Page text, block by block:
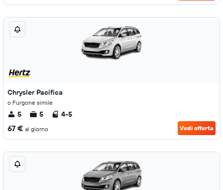
Chrysler Pacifica
o Furgone simile
5 5 4-5
67 € al giorno Vedi offerta